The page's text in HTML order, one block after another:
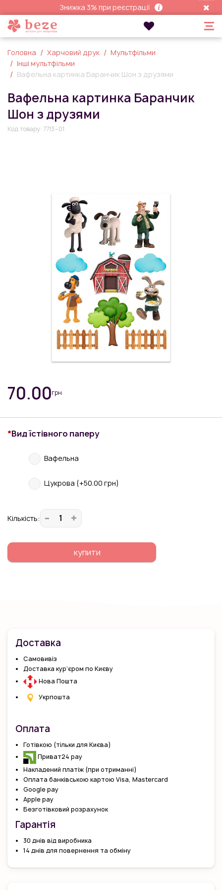
Знижка 3% при реєстрації
Головна Харчовий друк
Мультфільми
Інші мультфільми
Вафельна картинка Баранчик Шон з друзями
Вафельна картинка Баранчик
Шон з друзями
Код товару: 7713~01
70.00грн
Вид їстівного паперу
Вафельна
Цукрова (+50.00 грн)
Кiлькiсть:
купити
Доставка
Самовивіз
Доставка кур’єром по Києву
Нова Пошта
Укрпошта
Оплата
Готівкою (тільки для Києва)
Приват24 pay
Накладений платіж (при отриманні)
Оплата банківською картою Visa, Mastercard
Google pay
Apple pay
Безготівковий розрахунок
Гарантiя
30 днів від виробника
14 днів для повернення та обміну